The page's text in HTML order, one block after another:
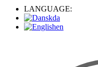
LANGUAGE:
da
en